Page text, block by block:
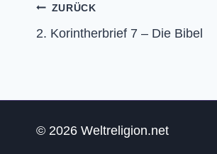
Beitragsnavigation
ZURÜCK
2. Korintherbrief 7 – Die Bibel
© 2026 Weltreligion.net